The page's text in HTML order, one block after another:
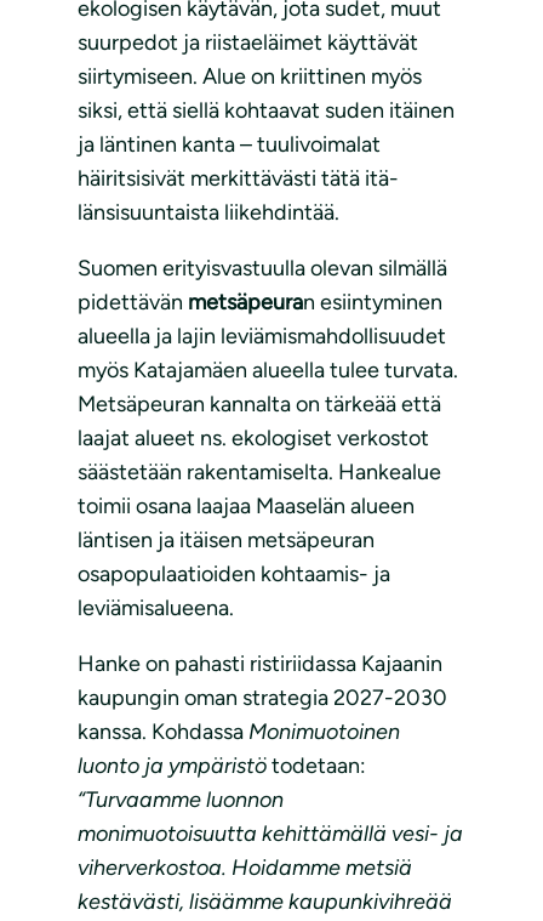
ekologisen käytävän, jota sudet, muut
suurpedot ja riistaeläimet käyttävät
siirtymiseen. Alue on kriittinen myös
siksi, että siellä kohtaavat suden itäinen
ja läntinen kanta – tuulivoimalat
häiritsisivät merkittävästi tätä itä-
länsisuuntaista liikehdintää.
Suomen erityisvastuulla olevan silmällä
pidettävän metsäpeuran esiintyminen
alueella ja lajin leviämismahdollisuudet
myös Katajamäen alueella tulee turvata.
Metsäpeuran kannalta on tärkeää että
laajat alueet ns. ekologiset verkostot
säästetään rakentamiselta. Hankealue
toimii osana laajaa Maaselän alueen
läntisen ja itäisen metsäpeuran
osapopulaatioiden kohtaamis- ja
leviämisalueena.
Hanke on pahasti ristiriidassa Kajaanin
kaupungin oman strategia 2027-2030
kanssa. Kohdassa Monimuotoinen
luonto ja ympäristötodetaan:
“Turvaamme luonnon
monimuotoisuutta kehittämällä vesi- ja
viherverkostoa. Hoidamme metsiä
kestävästi, lisäämme kaupunkivihreää